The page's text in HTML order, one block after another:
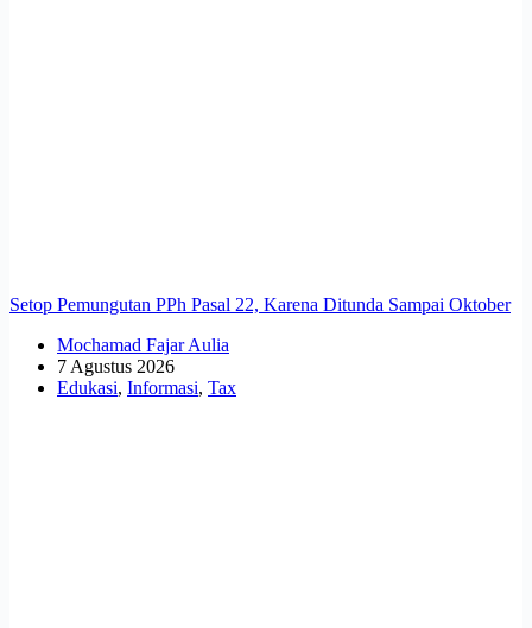
Setop Pemungutan PPh Pasal 22, Karena Ditunda Sampai Oktober
Mochamad Fajar Aulia
7 Agustus 2026
Edukasi, Informasi, Tax